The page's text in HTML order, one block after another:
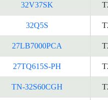
32V37SK
32Q5S
27LB7000PCA
27TQ615S-PH
TN-32S60CGH